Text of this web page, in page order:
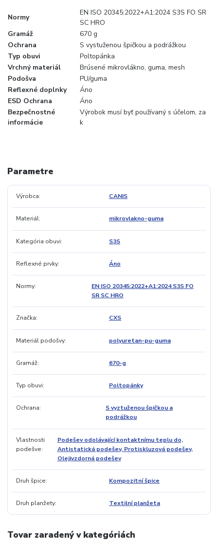
Normy
EN ISO 20345:2022+A1:2024 S3S FO SR
SC HRO
Gramáž
670 g
Ochrana
S vystuženou špičkou a podrážkou
Typ obuvi
Poltopánka
Vrchný materiál
Brúsené mikrovlákno, guma, mesh
Podošva
PU/guma
Reflexné doplnky
Áno
ESD Ochrana
Áno
Bezpečnostné
informácie
Výrobok musí byť používaný s účelom, za
k
Parametre
Výrobca CANIS
Materiál mikrovlakno-guma
Kategória obuvi S3S
Reflexné prvky Áno
Normy
EN ISO 20345:2022+A1:2024 S3S FO
SR SC HRO
Značka CXS
Materiál podošvy polyuretan-pu-guma
Gramáž 670-g
Typ obuvi Poltopánky
Ochrana
S vyztuženou špičkou a
podrážkou
Vlastnosti
podešve
Podešev odolávající kontaktnímu teplu do,
Antistatická podešev, Protiskluzová podešev,
Olejivzdorná podešev
Druh špice Kompozitní špice
Druh planžety Textilní planžeta
Tovar zaradený v kategóriách